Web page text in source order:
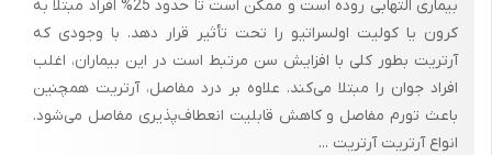
نشستن
بسیاری از مردم نمی دانند که نشستن وضعیت راحتی برای ستون
پشت نسیت. چنانچه به خاطر داشته باشید در فصل سوم نشان دادم
در وضعیت نشسته، به ویژه هنگامی که به جلو خم می شوید، بار
بیماری التهابی روده است و ممکن است تا حدود 25% افراد مبتلا به
کرون یا کولیت اولسراتیو را تحت تأثیر قرار دهد. با وجودی که
آرتریت بطور کلی با افزایش سن مرتبط است در این بیماران، اغلب
افراد جوان را مبتلا می‌‌کند. علاوه بر درد مفاصل، آرتریت همچنین
باعث تورم مفاصل و کاهش قابلیت انعطاف‌پذیری مفاصل می‌شود.
انواع آرتریت آرتریت ...